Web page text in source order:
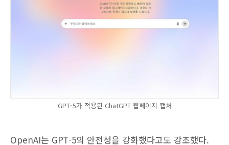
GPT-5가 적용된 ChatGPT 웹페이지 캡처
OpenAI는 GPT-5의 안전성을 강화했다고도 강조했다.